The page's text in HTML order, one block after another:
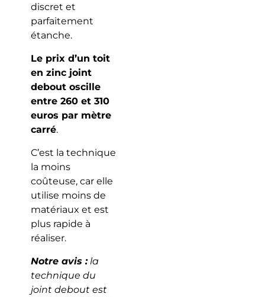
discret et
parfaitement
étanche.
Le prix d’un toit
en zinc joint
debout oscille
entre 260 et 310
euros par mètre
carré.
C’est la technique
la moins
coûteuse, car elle
utilise moins de
matériaux et est
plus rapide à
réaliser.
Notre avis :la
technique du
joint debout est